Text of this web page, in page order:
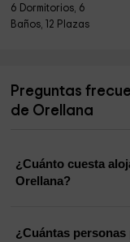
6 Dormitorios, 6
Baños, 12 Plazas
Preguntas
de Orellana
¿Cuánto cuesta
Orellana?
¿Cuántas personas